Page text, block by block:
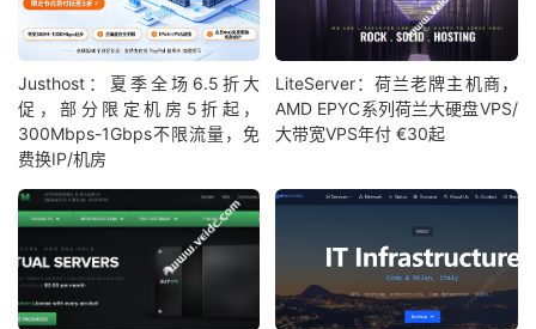
Justhost：夏季全场6.5折大
促，部分限定机房5折起，
300Mbps-1Gbps不限流量，免
费换IP/机房
LiteServer：荷兰老牌主机商，
AMD EPYC系列荷兰大硬盘VPS/
大带宽VPS年付 €30起